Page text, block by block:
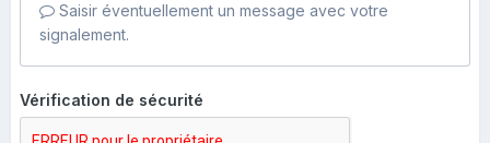
Saisir éventuellement un message avec votre
signalement.
Vérification de sécurité